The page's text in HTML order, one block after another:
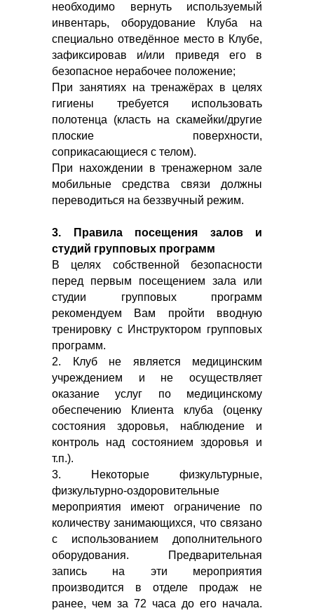
необходимо вернуть используемый
инвентарь, оборудование Клуба на
специально отведённое место в Клубе,
зафиксировав и/или приведя его в
безопасное нерабочее положение;
При занятиях на тренажёрах в целях
гигиены требуется использовать
полотенца (класть на скамейки/другие
плоские поверхности,
соприкасающиеся с телом).
При нахождении в тренажерном зале
мобильные средства связи должны
переводиться на беззвучный режим.
3. Правила посещения залов и
студий групповых программ
В целях собственной безопасности
перед первым посещением зала или
студии групповых программ
рекомендуем Вам пройти вводную
тренировку с Инструктором групповых
программ.
2. Клуб не является медицинским
учреждением и не осуществляет
оказание услуг по медицинскому
обеспечению Клиента клуба (оценку
состояния здоровья, наблюдение и
контроль над состоянием здоровья и
т.п.).
3. Некоторые физкультурные,
физкультурно-оздоровительные
мероприятия имеют ограничение по
количеству занимающихся, что связано
с использованием дополнительного
оборудования. Предварительная
запись на эти мероприятия
производится в отделе продаж не
ранее, чем за 72 часа до его начала.